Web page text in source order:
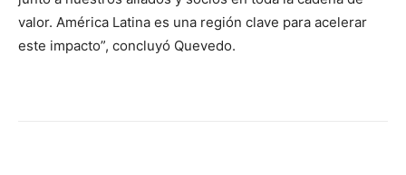
valor. América Latina es una región clave para acelerar
este impacto”, concluyó Quevedo.